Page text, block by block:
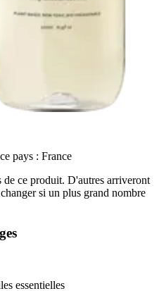
pays : France
de ce produit. D'autres arriveront
si un plus grand nombre
essentielles